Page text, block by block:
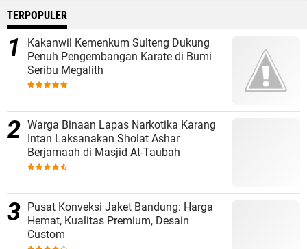
TERPOPULER
Kakanwil Kemenkum Sulteng Dukung
Penuh Pengembangan Karate di Bumi
Seribu Megalith
Warga Binaan Lapas Narkotika Karang
Intan Laksanakan Sholat Ashar
Berjamaah di Masjid At-Taubah
Pusat Konveksi Jaket Bandung: Harga
Hemat, Kualitas Premium, Desain
Custom